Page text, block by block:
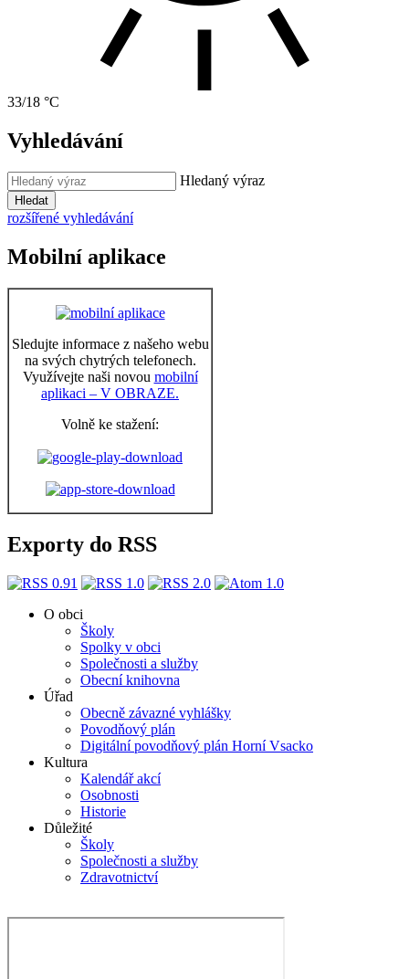
33/18 °C
Vyhledávání
Hledaný výraz
Hledat
rozšířené vyhledávání
Mobilní aplikace
Sledujte informace z našeho webu
na svých chytrých telefonech.
Využívejte naši novou mobilní
aplikaci – V OBRAZE.
Volně ke stažení:
Exporty do RSS
O obci
Školy
Spolky v obci
Společnosti a služby
Obecní knihovna
Úřad
Obecně závazné vyhlášky
Povodňový plán
Digitální povodňový plán Horní Vsacko
Kultura
Kalendář akcí
Osobnosti
Historie
Důležité
Školy
Společnosti a služby
Zdravotnictví